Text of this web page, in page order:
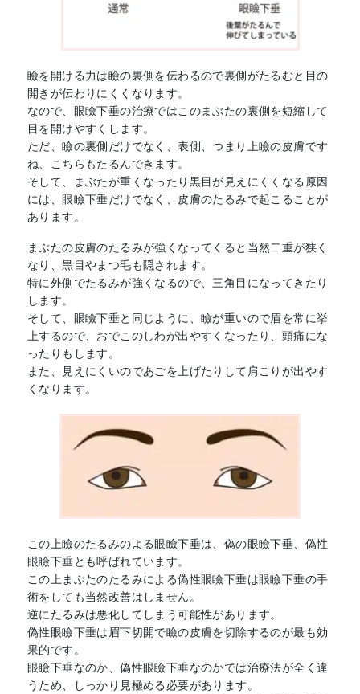
瞼を開ける力は瞼の裏側を伝わるので裏側がたるむと目の
開きが伝わりにくくなります。
なので、眼瞼下垂の治療ではこのまぶたの裏側を短縮して
目を開けやすくします。
ただ、瞼の裏側だけでなく、表側、つまり上瞼の皮膚です
ね、こちらもたるんできます。
そして、まぶたが重くなったり黒目が見えにくくなる原因
には、眼瞼下垂だけでなく、皮膚のたるみで起こることが
あります。
まぶたの皮膚のたるみが強くなってくると当然二重が狭く
なり、黒目やまつ毛も隠されます。
特に外側でたるみが強くなるので、三角目になってきたり
します。
そして、眼瞼下垂と同じように、瞼が重いので眉を常に挙
上するので、おでこのしわが出やすくなったり、頭痛にな
ったりもします。
また、見えにくいのであごを上げたりして肩こりが出やす
くなります。
この上瞼のたるみのよる眼瞼下垂は、偽の眼瞼下垂、偽性
眼瞼下垂とも呼ばれています。
この上まぶたのたるみによる偽性眼瞼下垂は眼瞼下垂の手
術をしても当然改善はしません。
逆にたるみは悪化してしまう可能性があります。
偽性眼瞼下垂は眉下切開で瞼の皮膚を切除するのが最も効
果的です。
眼瞼下垂なのか、偽性眼瞼下垂なのかでは治療法が全く違
うため、しっかり見極める必要があります。